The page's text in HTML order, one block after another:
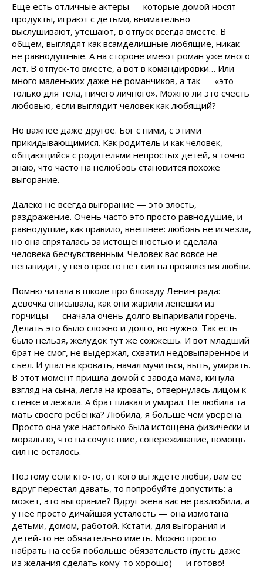
Еще есть отличные актеры — которые домой носят
продукты, играют с детьми, внимательно
выслушивают, утешают, в отпуск всегда вместе. В
общем, выглядят как всамделишные любящие, никак
не равнодушные. А на стороне имеют роман уже много
лет. В отпуск-то вместе, а вот в командировки… Или
много маленьких даже не романчиков, а так — «это
только для тела, ничего личного». Можно ли это счесть
любовью, если выглядит человек как любящий?
Но важнее даже другое. Бог с ними, с этими
прикидывающимися. Как родитель и как человек,
общающийся с родителями непростых детей, я точно
знаю, что часто на нелюбовь становится похоже
выгорание.
Далеко не всегда выгорание — это злость,
раздражение. Очень часто это просто равнодушие, и
равнодушие, как правило, внешнее: любовь не исчезла,
но она спряталась за истощенностью и сделала
человека бесчувственным. Человек вас вовсе не
ненавидит, у него просто нет сил на проявления любви.
Помню читала в школе про блокаду Ленинграда:
девочка описывала, как они жарили лепешки из
горчицы — сначала очень долго выпаривали горечь.
Делать это было сложно и долго, но нужно. Так есть
было нельзя, желудок тут же сожжешь. И вот младший
брат не смог, не выдержал, схватил недовыпаренное и
съел. И упал на кровать, начал мучиться, выть, умирать.
В этот момент пришла домой с завода мама, кинула
взгляд на сына, легла на кровать, отвернулась лицом к
стенке и лежала. А брат плакал и умирал. Не любила та
мать своего ребенка? Любила, я больше чем уверена.
Просто она уже настолько была истощена физически и
морально, что на сочувствие, сопереживание, помощь
сил не осталось.
Поэтому если кто-то, от кого вы ждете любви, вам ее
вдруг перестал давать, то попробуйте допустить: а
может, это выгорание? Вдруг жена вас не разлюбила, а
у нее просто дичайшая усталость — она измотана
детьми, домом, работой. Кстати, для выгорания и
детей-то не обязательно иметь. Можно просто
набрать на себя побольше обязательств (пусть даже
из желания сделать кому-то хорошо) — и готово!